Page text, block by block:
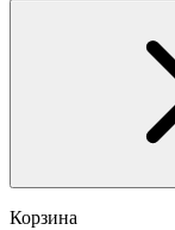
Корзина